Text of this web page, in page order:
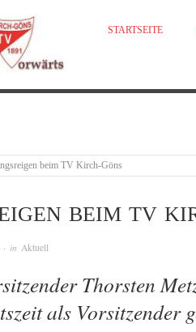
STARTSEITE
beim TV Kirch-Göns
BEIM TV
· in Aktuell
Thorsten
als Vorsitzender